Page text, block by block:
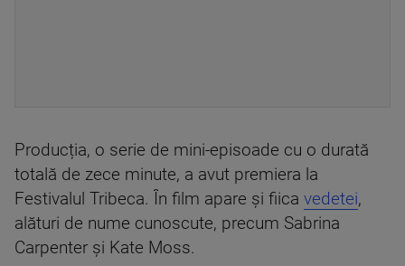
Producția, o serie de mini-episoade cu o durată
totală de zece minute, a avut premiera la
Festivalul Tribeca. În film apare și fiica vedetei,
alături de nume cunoscute, precum Sabrina
Carpenter și Kate Moss.